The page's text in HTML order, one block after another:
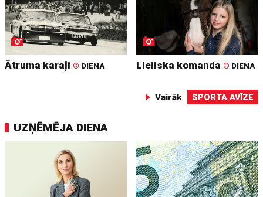
Ātruma karaļi © DIENA Lieliska komanda © DIENA
Vairāk SPORTA AVĪZE
UZŅĒMĒJA DIENA